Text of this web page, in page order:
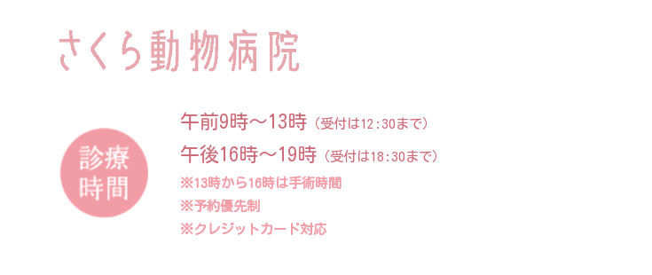
午前9時～13時 （受付は12:30まで）
午後16時～19時 （受付は18:30まで）
※13時から16時は手術時間
※予約優先制
※クレジットカード対応